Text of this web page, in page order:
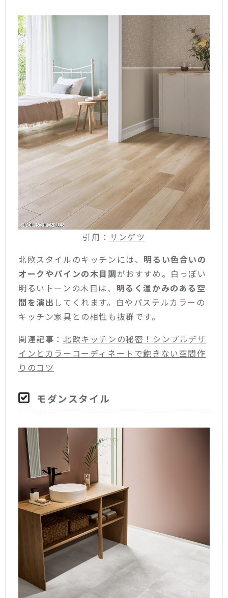
引用： サンゲツ
北欧スタイルのキッチンには、 明るい色合いの
オークやパインの木目調がおすすめ。白っぽい
明るいトーンの木目は、 明るく温かみのある空
間を演出 してくれます。白やパステルカラーの
キッチン家具との相性も抜群です。
関連記事： 北欧キッチンの秘密！シンプルデザ
インとカラーコーディネートで飽きない空間作
りのコツ
モダンスタイル